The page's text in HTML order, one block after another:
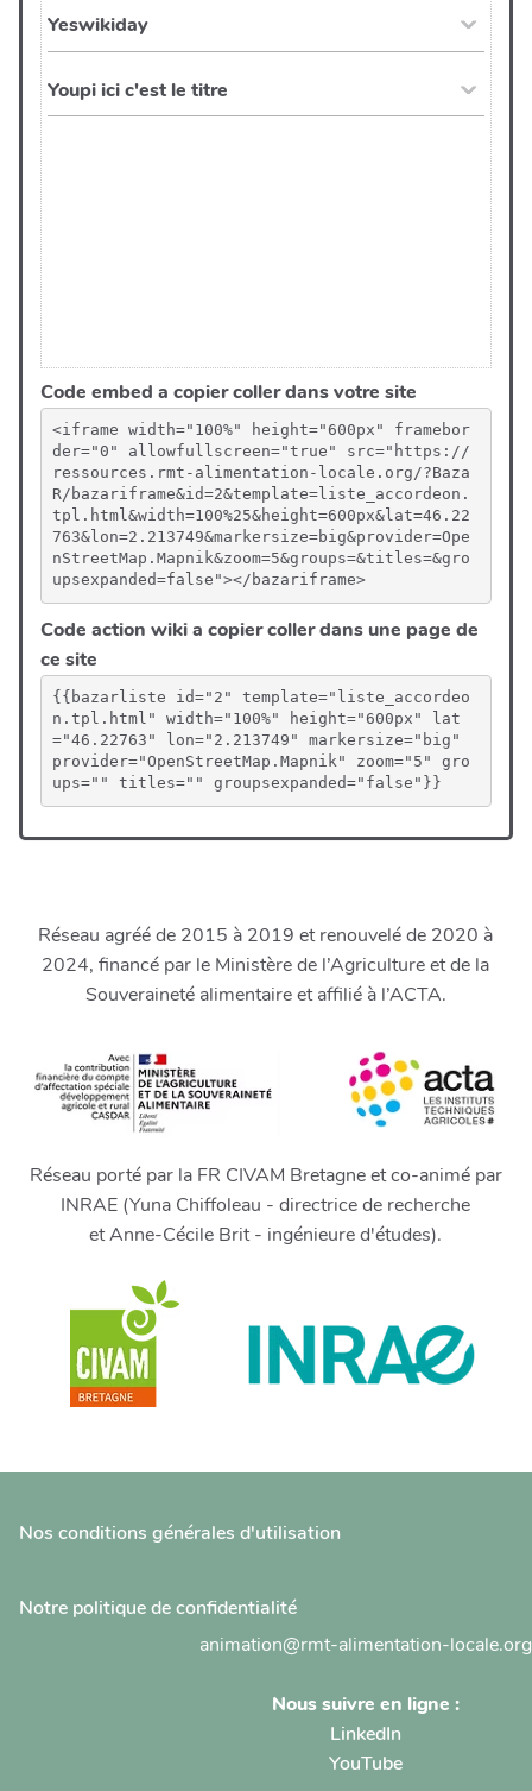
Code embed a copier coller dans votre site
<iframe width="100%" height="600px" framebor
der="0" allowfullscreen="true" src="https://
ressources.rmt-alimentation-locale.org/?Baza
R/bazariframe&id=2&template=liste_accordeon.
tpl.html&width=100%25&height=600px&lat=46.22
763&lon=2.213749&markersize=big&provider=Ope
nStreetMap.Mapnik&zoom=5&groups=&titles=&gro
upsexpanded=false"></bazariframe>
Code action wiki a copier coller dans une page de
ce site
{{bazarliste id="2" template="liste_accordeo
n.tpl.html" width="100%" height="600px" lat
="46.22763" lon="2.213749" markersize="big"
provider="OpenStreetMap.Mapnik" zoom="5" gro
ups="" titles="" groupsexpanded="false"}}
Réseau agréé de 2015 à 2019 et renouvelé de 2020 à
2024, financé par le Ministère de l’Agriculture et de la
Souveraineté alimentaire et affilié à l’ACTA.
Réseau porté par la FR CIVAM Bretagne et co-animé par
INRAE (Yuna Chiffoleau - directrice de recherche
et Anne-Cécile Brit - ingénieure d'études).
Nos conditions générales d'utilisation
Notre politique de confidentialité
animation@rmt-alimentation-locale.org
Nous suivre en ligne :
LinkedIn
YouTube